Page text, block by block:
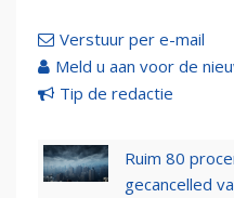
Verstuur per e-mail
Meld u aan voor de
Tip de redactie
Ruim 80
gecancelled